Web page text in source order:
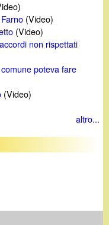
(Video)
(Video)
non rispettati
poteva fare
(Video)
altro...